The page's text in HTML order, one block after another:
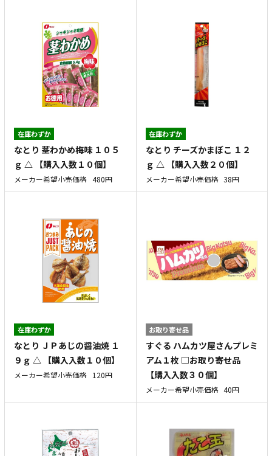
在庫わずか
なとり 茎わかめ梅味 １０５
ｇ △ 【購入入数１０個】
メーカー希望小売価格 480円
在庫わずか
なとり チーズかまぼこ １２
ｇ △ 【購入入数２０個】
メーカー希望小売価格 38円
在庫わずか
なとり ＪＰあじの醤油焼 １
９ｇ △ 【購入入数１０個】
メーカー希望小売価格 120円
お取り寄せ品
すぐる ハムカツ屋さんプレミ
アム１枚 □お取り寄せ品
【購入入数３０個】
メーカー希望小売価格 40円